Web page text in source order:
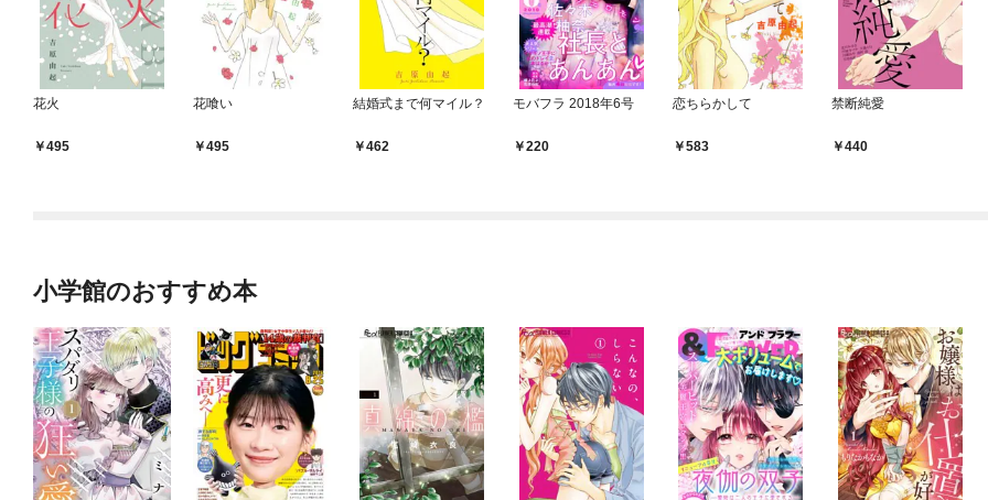
花火
495
花喰い
495
結婚式まで何マイル？
462
モバフラ 2018年6号
220
恋ちらかして
583
禁断純愛
440
小学館のおすすめ本